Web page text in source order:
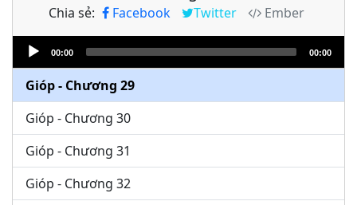
Chia sẻ: Facebook Twitter
Ember
Audio
Player
00:00 00:00
Gióp - Chương 27
Gióp - Chương 28
Gióp - Chương 29
Gióp - Chương 30
Gióp - Chương 31
Gióp - Chương 32